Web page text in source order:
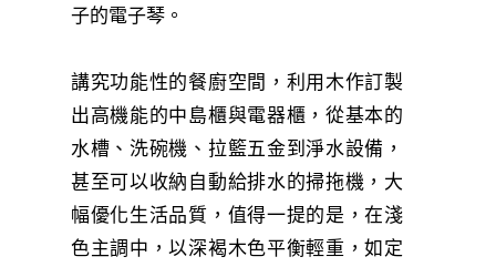
子的電子琴。
講究功能性的餐廚空間，利用木作訂製
出高機能的中島櫃與電器櫃，從基本的
水槽、洗碗機、拉籃五金到淨水設備，
甚至可以收納自動給排水的掃拖機，大
幅優化生活品質，值得一提的是，在淺
色主調中，以深褐木色平衡輕重，如定